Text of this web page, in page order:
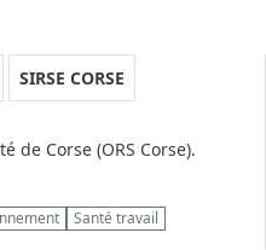
SIRSE CORSE
de Corse (ORS Corse).
Santé travail